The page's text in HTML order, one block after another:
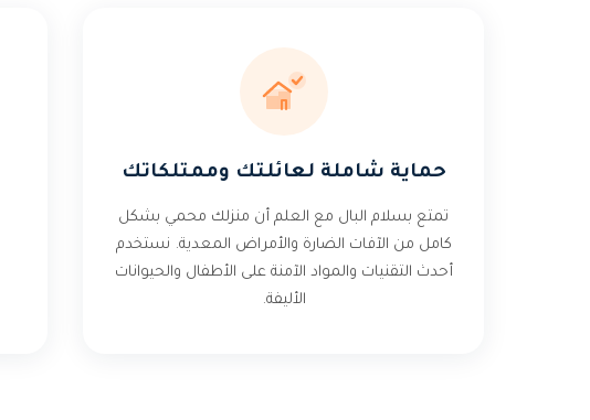
حماية شاملة لعائلتك وممتلكاتك
تمتع بسلام البال مع العلم أن منزلك محمي بشكل
كامل من الآفات الضارة والأمراض المعدية. نستخدم
أحدث التقنيات والمواد الآمنة على الأطفال والحيوانات
الأليفة.